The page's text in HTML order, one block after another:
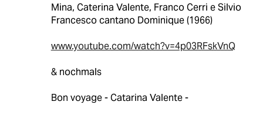
Mina, Caterina Valente, Franco Cerri e Silvio
Francesco cantano Dominique (1966)
www.youtube.com/watch?v=4p03RFskVnQ
& nochmals
Bon voyage - Catarina Valente -